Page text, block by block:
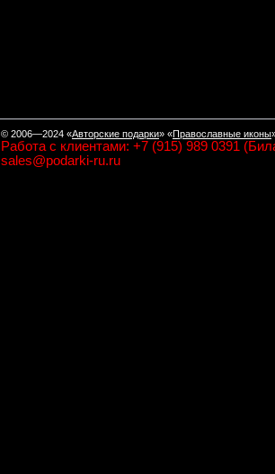
© 2006—2024 «Авторские подарки» «Православные иконы
Работа с клиентами: +7 (915) 989 0391
sales@podarki-ru.ru